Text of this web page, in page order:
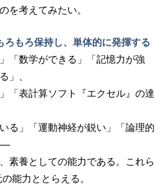
を考えてみたい。
ろもろ保持し、単体的に発揮する
「数学ができる」「記憶力が強
」、
「表計算ソフト『エクセル』の達
る」「運動神経が鋭い」「論理的
素養としての能力である。これら
能力ととらえる。